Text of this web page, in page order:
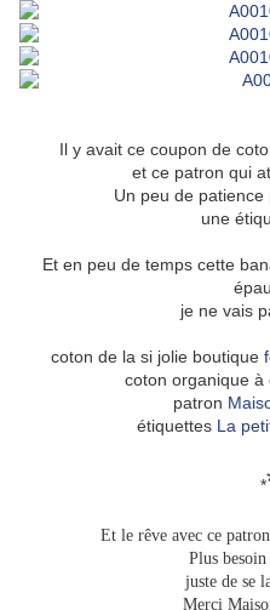
Il y avait ce coupon de
et ce patron qui
Un peu de patience
une
Et en peu de temps cette
je ne vais
coton de la si jolie boutique
coton organique à
patron
étiquettes La
*
Et le rêve avec ce
Plus
juste de se
Merci